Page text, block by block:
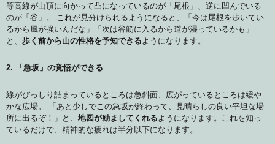
等高線が山頂に向かって凸になっているのが「尾根」、逆に凹んでいる
のが「谷」。 これが見分けられるようになると、「今は尾根を歩いてい
るから風が強いんだな」「次は谷筋に入るから道が湿っているかも」
と、 歩く前から山の性格を予知できるようになります。
2. 「急坂」の覚悟ができる
線がびっしり詰まっているところは急斜面、広がっているところは緩や
かな広場。 「あと少しでこの急坂が終わって、見晴らしの良い平坦な場
所に出るぞ！」と、 地図が励ましてくれるようになります。これを知っ
ているだけで、精神的な疲れは半分以下になります。